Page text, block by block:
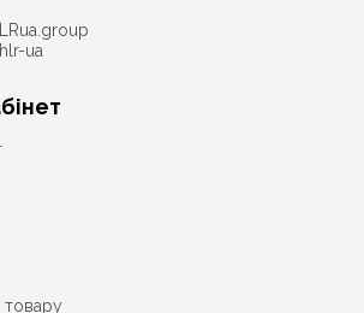
ua